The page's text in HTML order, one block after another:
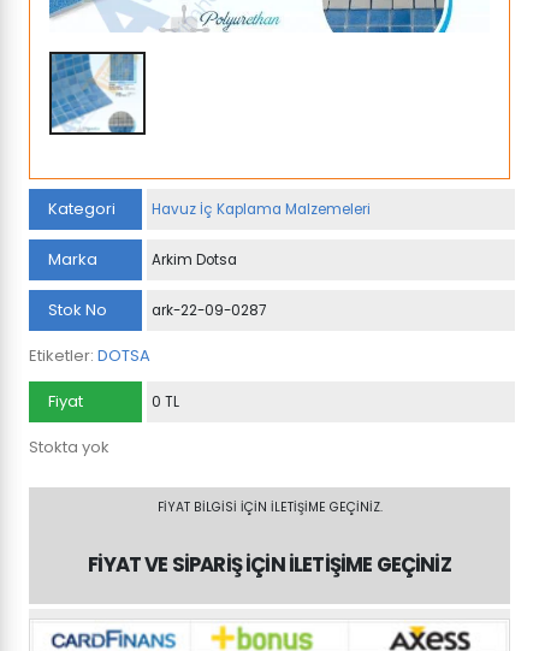
Kategori Havuz İç Kaplama Malzemeleri
Marka Arkim Dotsa
Stok No ark-22-09-0287
Etiketler: DOTSA
Fiyat
0 TL
Stokta yok
FİYAT BİLGİSİ İÇİN İLETİŞİME GEÇİNİZ.
FİYAT VE SİPARİŞ İÇİN İLETİŞİME GEÇİNİZ